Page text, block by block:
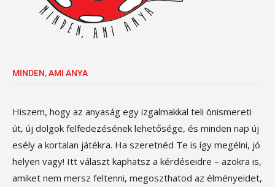
MINDEN, AMI ANYA
Hiszem, hogy az anyaság egy izgalmakkal teli önismereti
út, új dolgok felfedezésének lehetősége, és minden nap új
esély a kortalan játékra. Ha szeretnéd Te is így megélni, jó
helyen vagy! Itt választ kaphatsz a kérdéseidre – azokra is,
amiket nem mersz feltenni, megoszthatod az élményeidet,